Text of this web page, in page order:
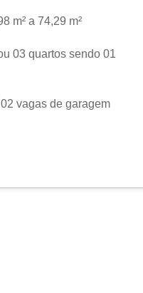
m² a 74,29 m²
03 quartos sendo 01
vagas de garagem